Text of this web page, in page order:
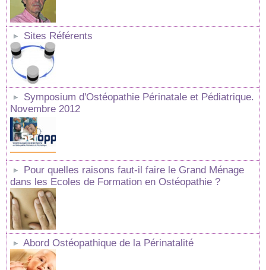
Sites Référents
Symposium d'Ostéopathie Périnatale et Pédiatrique.
Novembre 2012
Pour quelles raisons faut-il faire le Grand Ménage
dans les Ecoles de Formation en Ostéopathie ?
Abord Ostéopathique de la Périnatalité